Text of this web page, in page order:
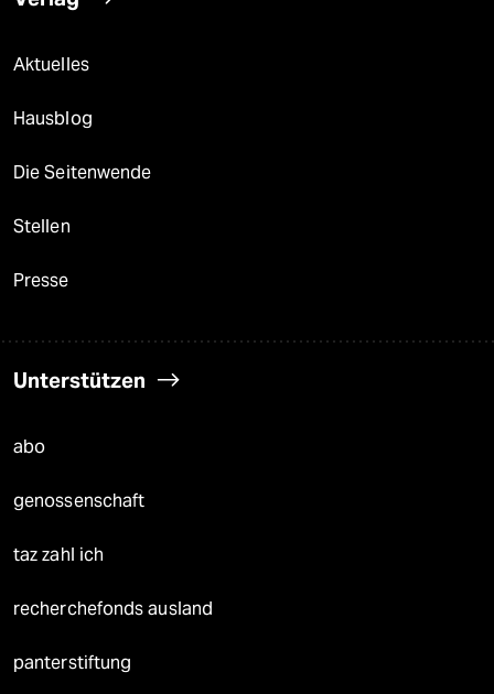
Aktuelles
Hausblog
Die Seitenwende
Stellen
Presse
Unterstützen
abo
genossenschaft
taz zahl ich
recherchefonds ausland
panterstiftung